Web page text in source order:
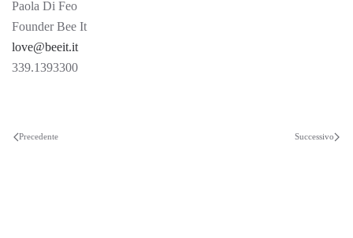
Paola Di Feo
Founder Bee It
love@beeit.it
339.1393300
Precedente Successivo